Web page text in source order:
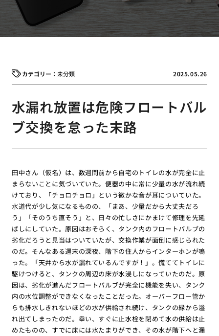
2025.05.26
未分類
水漏れ放置は危険フロートバル
ブ交換を怠った末路
田中さん（仮名）は、数週間前から自宅のトイレの水が完全に止
まらないことに気づいていた。便器の中に常に少量の水が流れ続
けており、「チョロチョロ」という微かな音が耳についていた。
水道代が少し気になるものの、「まあ、少量だから大丈夫だろ
う」「そのうち直そう」と、日々の忙しさにかまけて修理を先延
ばしにしていた。原因はおそらく、タンク内のフロートバルブの
劣化だろうと見当はついていたが、交換作業が面倒に感じられた
のだ。そんなある週末の深夜、階下の住人からインターホンが鳴
った。「天井から水が漏れているんですが！」。慌ててトイレに
駆けつけると、タンクの周辺の床が水浸しになっていたのだ。原
因は、劣化が進んだフロートバルブが完全に機能を失い、タンク
内の水位調整ができなくなったことだった。オーバーフロー管か
らも排水しきれないほどの水が供給され続け、タンクの縁から溢
れ出てしまったのだ。幸い、すぐに止水栓を閉めて水の供給は止
めたものの、すでに床には水たまりができ、その水が階下へと漏